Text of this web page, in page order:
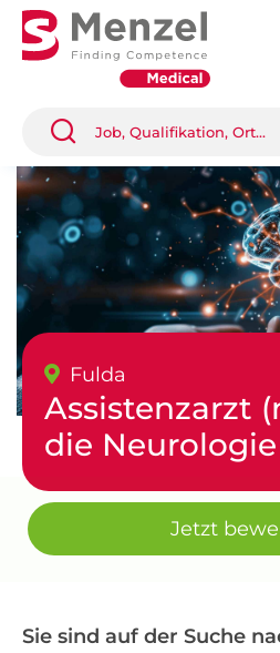
Fulda
Assistenzarzt
die Neurologie
Jetzt
Sie sind auf der Suche